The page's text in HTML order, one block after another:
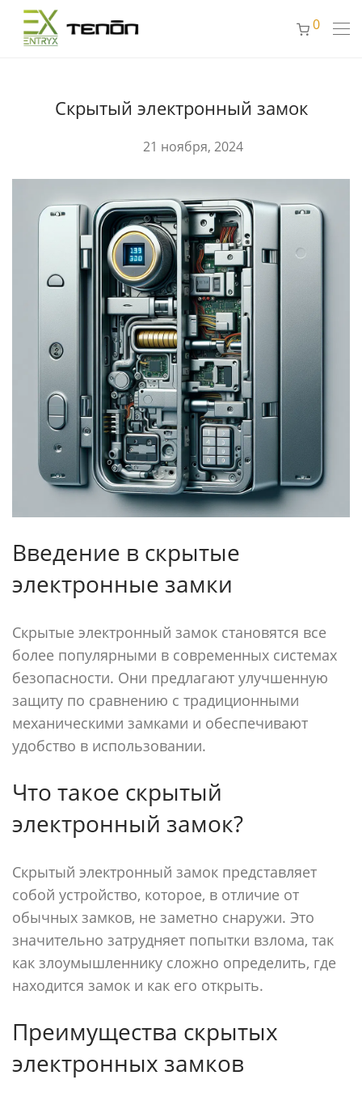
0
Скрытый электронный замок
21 ноября, 2024
Введение в скрытые
электронные замки
Скрытые электронный замок становятся все
более популярными в современных системах
безопасности. Они предлагают улучшенную
защиту по сравнению с традиционными
механическими замками и обеспечивают
удобство в использовании.
Что такое скрытый
электронный замок?
Скрытый электронный замок представляет
собой устройство, которое, в отличие от
обычных замков, не заметно снаружи. Это
значительно затрудняет попытки взлома, так
как злоумышленнику сложно определить, где
находится замок и как его открыть.
Преимущества скрытых
электронных замков